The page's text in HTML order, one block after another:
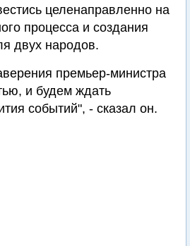
целенаправленно на
процесса и создания
двух народов.
премьер-министра
и будем ждать
событий", - сказал он.